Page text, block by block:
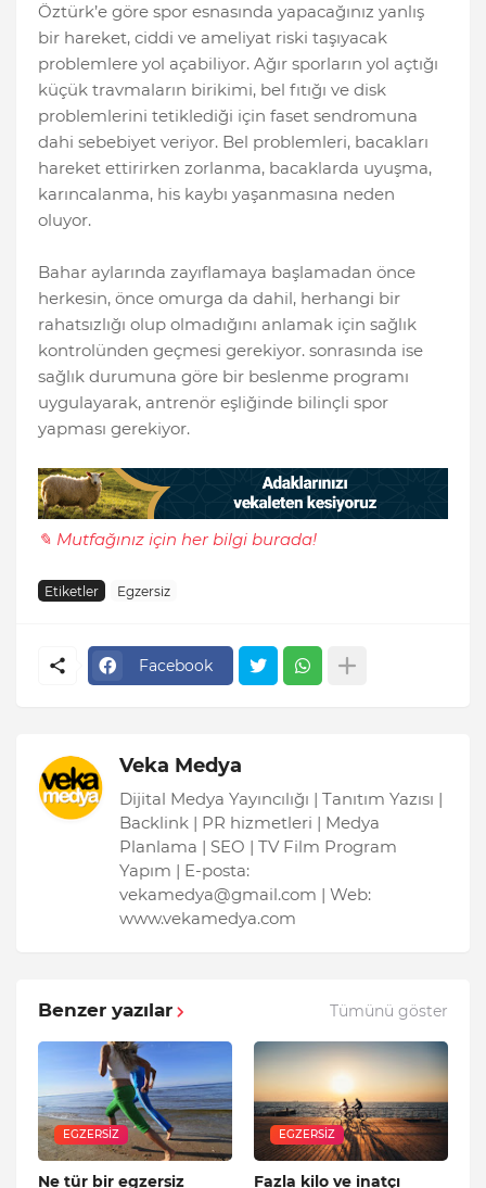
Öztürk’e göre spor esnasında yapacağınız yanlış
bir hareket, ciddi ve ameliyat riski taşıyacak
problemlere yol açabiliyor. Ağır sporların yol açtığı
küçük travmaların birikimi, bel fıtığı ve disk
problemlerini tetiklediği için faset sendromuna
dahi sebebiyet veriyor. Bel problemleri, bacakları
hareket ettirirken zorlanma, bacaklarda uyuşma,
karıncalanma, his kaybı yaşanmasına neden
oluyor.
Bahar aylarında zayıflamaya başlamadan önce
herkesin, önce omurga da dahil, herhangi bir
rahatsızlığı olup olmadığını anlamak için sağlık
kontrolünden geçmesi gerekiyor. sonrasında ise
sağlık durumuna göre bir beslenme programı
uygulayarak, antrenör eşliğinde bilinçli spor
yapması gerekiyor.
✎ Mutfağınız için her bilgi burada!
Etiketler Egzersiz
Facebook
Veka Medya
Dijital Medya Yayıncılığı | Tanıtım Yazısı |
Backlink | PR hizmetleri | Medya
Planlama | SEO | TV Film Program
Yapım | E-posta:
vekamedya@gmail.com | Web:
www.vekamedya.com
Benzer yazılar Tümünü göster
EGZERSIZ
Ne tür bir egzersiz
EGZERSIZ
Fazla kilo ve inatçı